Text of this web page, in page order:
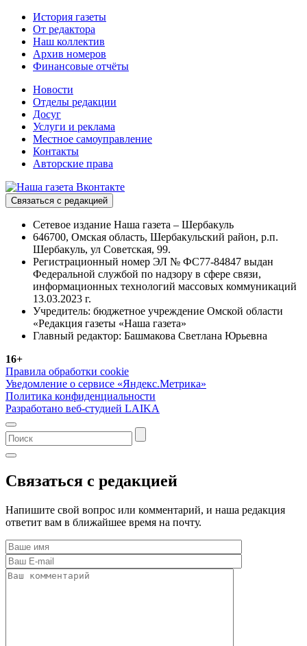
История газеты
От редактора
Наш коллектив
Архив номеров
Финансовые отчёты
Новости
Отделы редакции
Досуг
Услуги и реклама
Местное самоуправление
Контакты
Авторские права
Связаться с редакцией
Сетевое издание Наша газета – Шербакуль
646700, Омская область, Шербакульский район, р.п.
Шербакуль, ул Советская, 99.
Регистрационный номер ЭЛ № ФС77-84847 выдан
Федеральной службой по надзору в сфере связи,
информационных технологий массовых коммуникаций
13.03.2023 г.
Учредитель: бюджетное учреждение Омской области
«Редакция газеты «Наша газета»
Главный редактор: Башмакова Светлана Юрьевна
16+
Правила обработки cookie
Уведомление о сервисе «Яндекс.Метрика»
Политика конфиденциальности
Разработано веб-студией LAIKA
Связаться с редакцией
Напишите свой вопрос или комментарий, и наша редакция
ответит вам в ближайшее время на почту.